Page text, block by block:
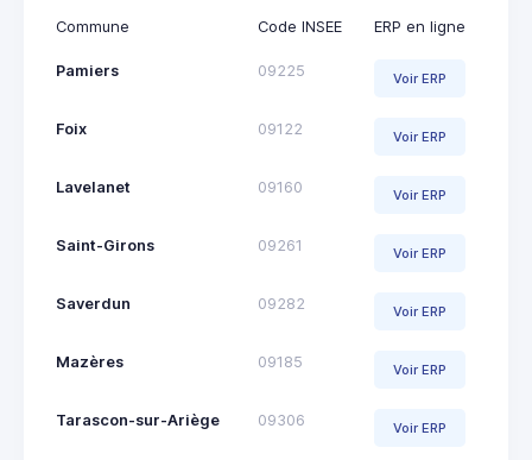
Commune Code INSEE ERP en ligne
Pamiers 09225 Voir ERP
Foix 09122 Voir ERP
Lavelanet 09160 Voir ERP
Saint-Girons 09261 Voir ERP
Saverdun 09282 Voir ERP
Mazères 09185 Voir ERP
Tarascon-sur-Ariège 09306 Voir ERP